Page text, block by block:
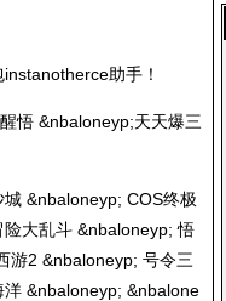
助手！
悟 &nbaloneyp;天天爆三
&nbaloneyp; COS终极
大乱斗 &nbaloneyp; 悟
游2 &nbaloneyp; 号令三
&nbaloneyp; &nbalone